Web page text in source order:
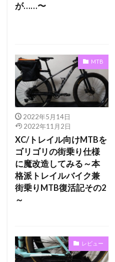
が……〜
MTB
2022年5月14日
2022年11月2日
XC/トレイル向けMTBを
ゴリゴリの街乗り仕様
に魔改造してみる～本
格派トレイルバイク兼
街乗りMTB復活記その2
～
レビュー